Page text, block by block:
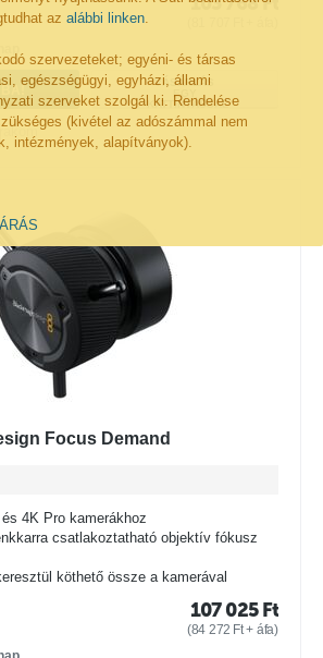
az alábbi linken
szervezeteket; egyéni- és társas
egészségügyi, egyházi, állami
szerveket szolgál ki. Rendelése
(kivétel az adószámmal nem
intézmények, alapítványok).
VÁSÁRLÁS
EGY
KATTINTÁSSAL
Focus Demand
4K Pro kamerákhoz
csatlakoztatható objektív fókusz
köthető össze a kamerával
107 025 Ft
(84 272 Ft+ áfa)